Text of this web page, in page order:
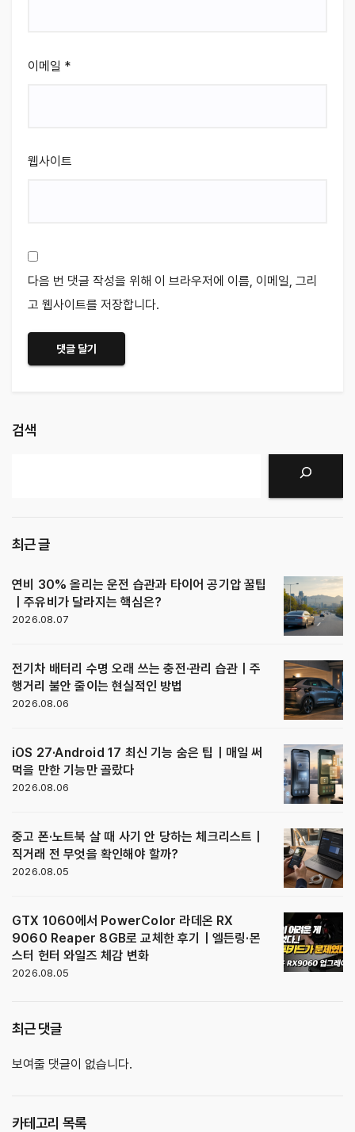
이메일 *
웹사이트
다음 번 댓글 작성을 위해 이 브라우저에 이름, 이메일, 그리
고 웹사이트를 저장합니다.
검색
최근 글
연비 30% 올리는 운전 습관과 타이어 공기압 꿀팁
｜주유비가 달라지는 핵심은?
2026.08.07
전기차 배터리 수명 오래 쓰는 충전·관리 습관｜주
행거리 불안 줄이는 현실적인 방법
2026.08.06
iOS 27·Android 17 최신 기능 숨은 팁｜매일 써
먹을 만한 기능만 골랐다
2026.08.06
중고 폰·노트북 살 때 사기 안 당하는 체크리스트｜
직거래 전 무엇을 확인해야 할까?
2026.08.05
GTX 1060에서 PowerColor 라데온 RX
9060 Reaper 8GB로 교체한 후기｜엘든링·몬
스터 헌터 와일즈 체감 변화
2026.08.05
최근 댓글
보여줄 댓글이 없습니다.
카테고리 목록